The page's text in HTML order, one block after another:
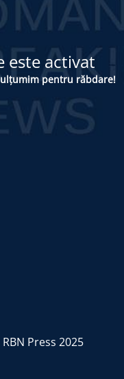
este activat
pentru răbdare!
Press 2025